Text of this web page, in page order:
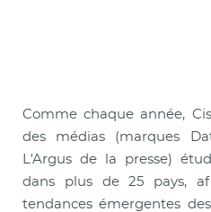
Comme chaque année,
des médias (marques
L'Argus de la presse)
dans plus de 25 pays,
tendances émergentes